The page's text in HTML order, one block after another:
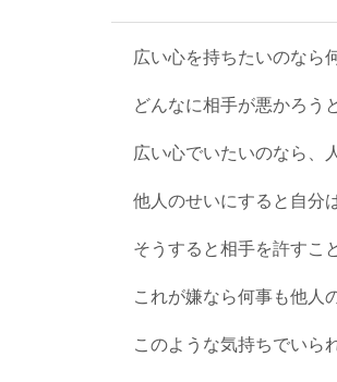
広い心を持ちたいのなら
どんなに相手が悪かろう
広い心でいたいのなら、
他人のせいにすると自分
そうすると相手を許すこ
これが嫌なら何事も他人
このような気持ちでいら